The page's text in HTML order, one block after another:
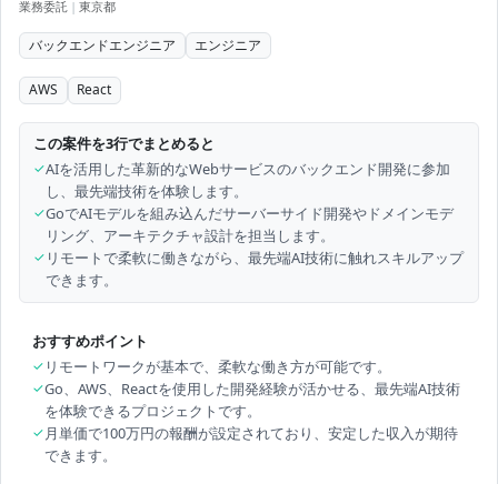
業務委託 | 東京都
バックエンドエンジニア エンジニア
AWS React
この案件を3行でまとめると
✓AIを活用した革新的なWebサービスのバックエンド開発に参加
し、最先端技術を体験します。
✓GoでAIモデルを組み込んだサーバーサイド開発やドメインモデ
リング、アーキテクチャ設計を担当します。
✓ リモートで柔軟に働きながら、最先端AI技術に触れスキルアップ
できます。
おすすめポイント
✓ リモートワークが基本で、柔軟な働き方が可能です。
✓Go、AWS、Reactを使用した開発経験が活かせる、最先端AI技術
を体験できるプロジェクトです。
✓月単価で100万円の報酬が設定されており、安定した収入が期待
できます。